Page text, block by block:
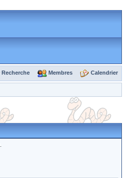
Recherche Membres Calendrier